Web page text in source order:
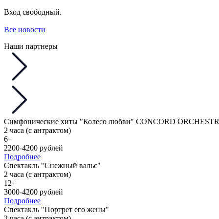
Вход свободный.
Все новости
Наши партнеры
Симфонические хиты "Колесо любви" CONCORD
2 часа (с антрактом)
6+
2200-4200 рублей
Подробнее
Спектакль "Снежный вальс"
2 часа (с антрактом)
12+
3000-4200 рублей
Подробнее
Спектакль "Портрет его жены"